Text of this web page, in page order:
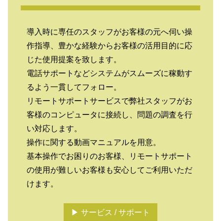
導入時に専任のスタッフがお客様の元へ伺い操
作指導、豊かな経験からお客様の活用目的に応
じた使用提案を致します。
電話サポートなどシステムがスムーズに稼動す
るよう一貫してフォロー。
リモートサポートサービスで弊社スタッフがお
客様のコンピュータに接続し、問題の調査を行
い対応します。
操作に関する動画マニュアルを用意。
基本操作でお困りのお客様、リモートサポート
の使用が難しいお客様も安心してご利用いただ
けます。
▶ サービス / サポート